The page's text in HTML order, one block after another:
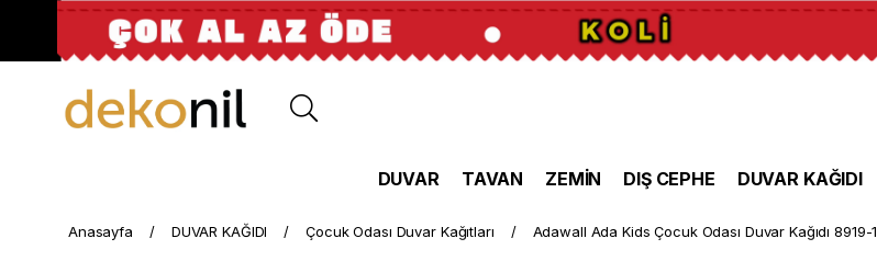
DUVAR TAVAN ZEMİN DIŞ CEPHE DUVAR KAĞIDI
Anasayfa DUVAR KAĞIDI Çocuk Odası Duvar Kağıtları Adawall Ada Kids Çocuk Odası Duvar Kağıdı 8919-1